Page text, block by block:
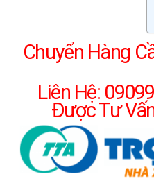
Chuyển Hàng
Liên Hệ:
Được Tư